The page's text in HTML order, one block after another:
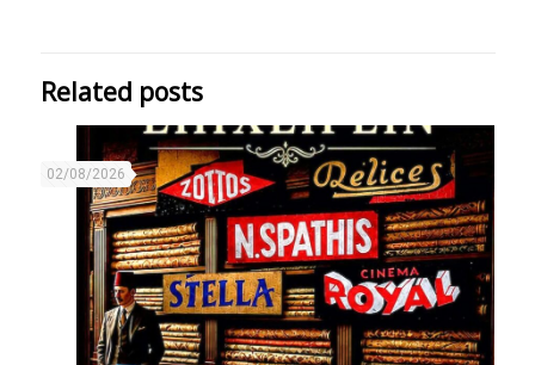
Related posts
02/08/2026